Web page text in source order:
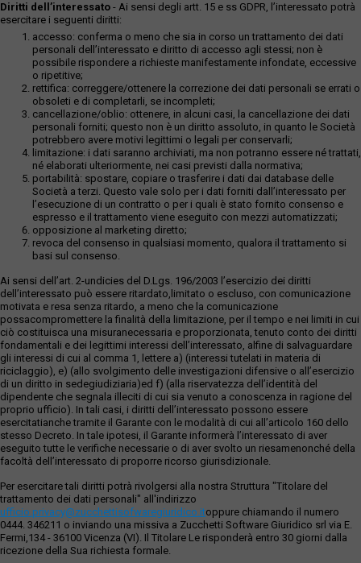
Diritti dell’interessato - Ai sensi degli artt. 15 e ss GDPR, l’interessato potrà
esercitare i seguenti diritti:
accesso: conferma o meno che sia in corso un trattamento dei dati
personali dell’interessato e diritto di accesso agli stessi; non è
possibile rispondere a richieste manifestamente infondate, eccessive
o ripetitive;
rettifica: correggere/ottenere la correzione dei dati personali se errati o
obsoleti e di completarli, se incompleti;
cancellazione/oblio: ottenere, in alcuni casi, la cancellazione dei dati
personali forniti; questo non è un diritto assoluto, in quanto le Società
potrebbero avere motivi legittimi o legali per conservarli;
limitazione: i dati saranno archiviati, ma non potranno essere né trattati,
né elaborati ulteriormente, nei casi previsti dalla normativa;
portabilità: spostare, copiare o trasferire i dati dai database delle
Società a terzi. Questo vale solo per i dati forniti dall’interessato per
l’esecuzione di un contratto o per i quali è stato fornito consenso e
espresso e il trattamento viene eseguito con mezzi automatizzati;
opposizione al marketing diretto;
revoca del consenso in qualsiasi momento, qualora il trattamento si
basi sul consenso.
Ai sensi dell’art. 2-undicies del D.Lgs. 196/2003 l’esercizio dei diritti
dell’interessato può essere ritardato,limitato o escluso, con comunicazione
motivata e resa senza ritardo, a meno che la comunicazione
possacompromettere la finalità della limitazione, per il tempo e nei limiti in cui
ciò costituisca una misuranecessaria e proporzionata, tenuto conto dei diritti
fondamentali e dei legittimi interessi dell’interessato, alfine di salvaguardare
gli interessi di cui al comma 1, lettere a) (interessi tutelati in materia di
riciclaggio), e) (allo svolgimento delle investigazioni difensive o all’esercizio
di un diritto in sedegiudiziaria)ed f) (alla riservatezza dell’identità del
dipendente che segnala illeciti di cui sia venuto a conoscenza in ragione del
proprio ufficio). In tali casi, i diritti dell’interessato possono essere
esercitatianche tramite il Garante con le modalità di cui all’articolo 160 dello
stesso Decreto. In tale ipotesi, il Garante informerà l’interessato di aver
eseguito tutte le verifiche necessarie o di aver svolto un riesamenonché della
facoltà dell’interessato di proporre ricorso giurisdizionale.
Per esercitare tali diritti potrà rivolgersi alla nostra Struttura "Titolare del
trattamento dei dati personali" all'indirizzo
ufficio.privacy@zucchettisofwaregiuridico.itoppure chiamando il numero
0444. 346211 o inviando una missiva a Zucchetti Software Giuridico srl via E.
Fermi,134 - 36100 Vicenza (VI). Il Titolare Le risponderà entro 30 giorni dalla
ricezione della Sua richiesta formale.